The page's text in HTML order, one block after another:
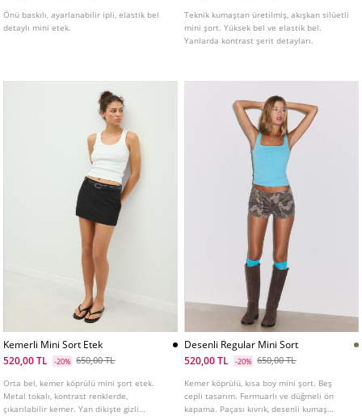
Önü baskılı, ayarlanabilir ipli, elastik bel
detaylı mini etek.
Teknik kumaştan üretilmiş, akışkan silüetli
mini şort. Yüksek bel ve elastik bel.
Yanlarda kontrast şerit detayları.
Kemerli Mini Sort Etek
520,00 TL
-20% 650,00 TL
Orta bel, kemer köprülü mini şort etek.
Metal tokalı, kontrast renklerde,
çıkarılabilir kemer. Yan dikişte gizli
Desenli Regular Mini Sort
520,00 TL
-20% 650,00 TL
Kemer köprülü, kısa boy mini şort. Beş
cepli tasarım. Fermuarlı ve düğmeli ön
kapama. Paçası kıvrık, desenli kumaş